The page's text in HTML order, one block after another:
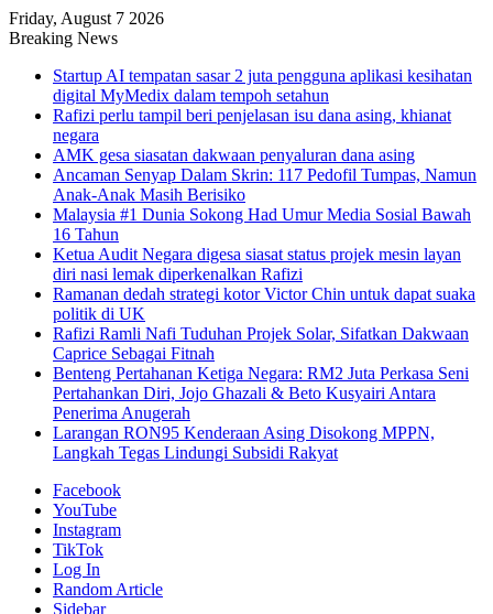
Friday, August 7 2026
Breaking News
Startup AI tempatan sasar 2 juta pengguna aplikasi kesihatan
digital MyMedix dalam tempoh setahun
Rafizi perlu tampil beri penjelasan isu dana asing, khianat
negara
AMK gesa siasatan dakwaan penyaluran dana asing
Ancaman Senyap Dalam Skrin: 117 Pedofil Tumpas, Namun
Anak-Anak Masih Berisiko
Malaysia #1 Dunia Sokong Had Umur Media Sosial Bawah
16 Tahun
Ketua Audit Negara digesa siasat status projek mesin layan
diri nasi lemak diperkenalkan Rafizi
Ramanan dedah strategi kotor Victor Chin untuk dapat suaka
politik di UK
Rafizi Ramli Nafi Tuduhan Projek Solar, Sifatkan Dakwaan
Caprice Sebagai Fitnah
Benteng Pertahanan Ketiga Negara: RM2 Juta Perkasa Seni
Pertahankan Diri, Jojo Ghazali & Beto Kusyairi Antara
Penerima Anugerah
Larangan RON95 Kenderaan Asing Disokong MPPN,
Langkah Tegas Lindungi Subsidi Rakyat
Facebook
YouTube
Instagram
TikTok
Log In
Random Article
Sidebar